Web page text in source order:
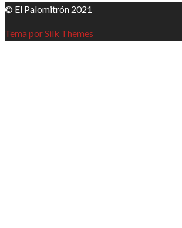
© El Palomitrón 2021
Tema por Silk Themes